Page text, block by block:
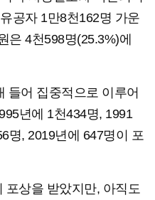
공자 1만8천162명 가운
은 4천598명(25.3%)에
들어 집중적으로 이루어
년에 1천434명, 1991
명, 2019년에 647명이 포
포상을 받았지만, 아직도